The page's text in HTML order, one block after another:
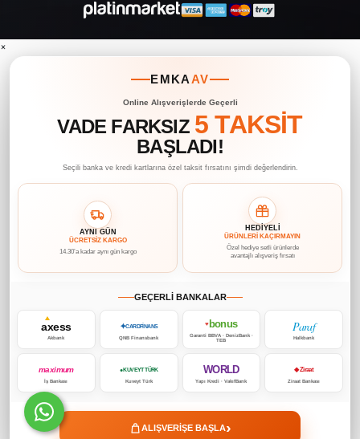
×
EMKAAV
Online Alışverişlerde Geçerli
VADE FARKSIZ 5 TAKSİT
BAŞLADI!
Seçili banka ve kredi kartlarına özel taksit fırsatını şimdi değerlendirin.
AYNI GÜN
ÜCRETSİZ KARGO
14.30’a kadar aynı gün kargo
HEDİYELİ
ÜRÜNLERİ KAÇIRMAYIN
Özel hediye setli ürünlerde
avantajlı alışveriş fırsatı
GEÇERLİ BANKALAR
axess
Akbank
✦CARDFİNANS
QNB Finansbank
♥bonus
Garanti BBVA · DenizBank ·
TEB
Paraf
Halkbank
maximum
İş Bankası
● KUVEYT TÜRK
Kuveyt Türk
WORLD
Yapı Kredi · VakıfBank
◆ Ziraat
Ziraat Bankası
ALIŞVERİŞE BAŞLA›